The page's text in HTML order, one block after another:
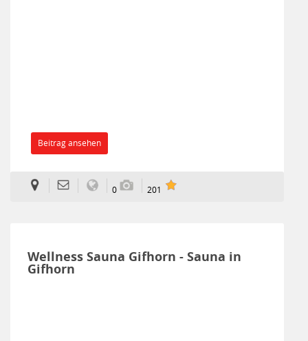
Beitrag ansehen
0 201
Wellness Sauna Gifhorn - Sauna in
Gifhorn